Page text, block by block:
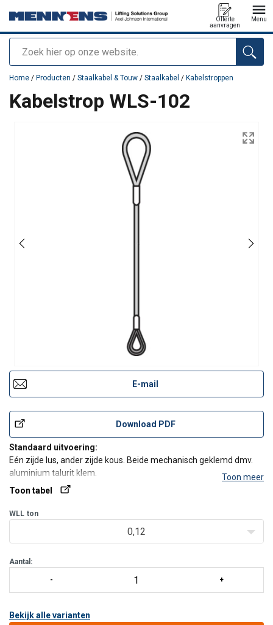
Zoeken
Offerte
aanvragen
Menu
toegevoegd aan uw offerte
Home / Producten / Staalkabel & Touw / Staalkabel / Kabelstroppen
Kabelstrop WLS-102
E-mail
Download PDF
Standaard uitvoering:
Eén zijde lus, ander zijde kous. Beide mechanisch geklemd dmv.
aluminium talurit klem.
Standaard staalkabelconstructie: 6x36WS IWRC, 1960N/mm2
Werklasttabel vindbaar onder technische gegevens - toon tabel
Toon meer
Toon tabel
WLL ton
0,12
Aantal:
Bekijk alle varianten